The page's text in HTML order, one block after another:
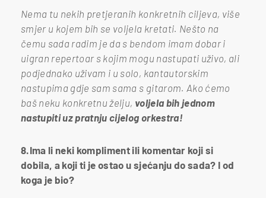
Nema tu nekih pretjeranih konkretnih ciljeva, više
smjer u kojem bih se voljela kretati. Nešto na
čemu sada radim je da s bendom imam dobar i
uigran repertoar s kojim mogu nastupati uživo, ali
podjednako uživam i u solo, kantautorskim
nastupima gdje sam sama s gitarom. Ako ćemo
baš neku konkretnu želju, voljela bih jednom
nastupiti uz pratnju cijelog orkestra!
8.Ima li neki kompliment ili komentar koji si
dobila, a koji ti je ostao u sjećanju do sada? I od
koga je bio?